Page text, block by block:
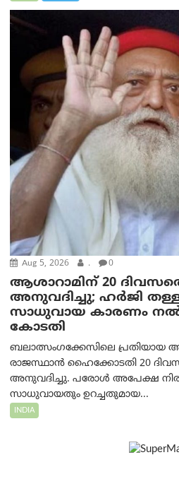
Aug 5, 2026 . 0
ആശാറാമിന് 20
അനുവദിച്ചു; ഹർജി
സാധുവായ കാരണം
കോടതി
ബലാത്സംഗക്കേസിലെ പ്രതിയായ
രാജസ്ഥാൻ ഹൈക്കോടതി 20
അനുവദിച്ചു. പരോൾ അപേക്ഷ
സാധുവായതും ഉറച്ചതുമായ...
INDIA